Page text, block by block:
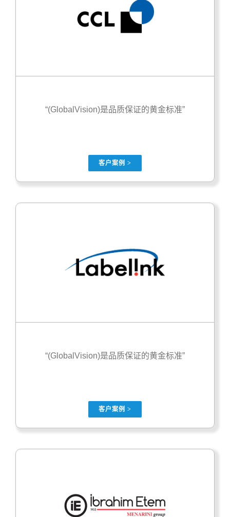
“(GlobalVision)是品质保证的黄金标准”
客户案例 >
“(GlobalVision)是品质保证的黄金标准”
客户案例 >